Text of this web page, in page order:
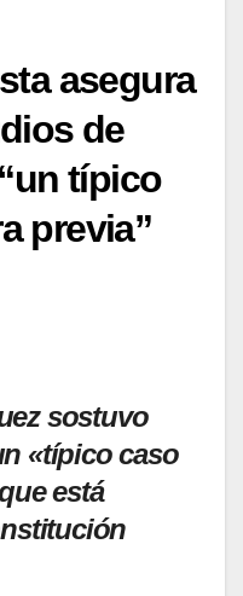
asegura
de
típico
previa”
sostuvo
«típico caso
está